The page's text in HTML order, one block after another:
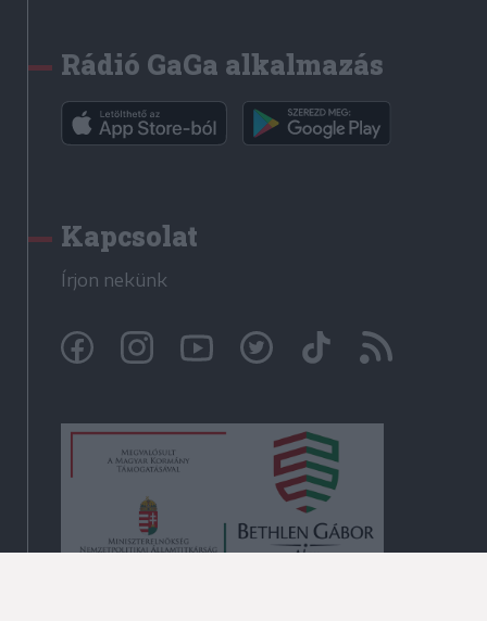
Rádió GaGa alkalmazás
Kapcsolat
Írjon nekünk